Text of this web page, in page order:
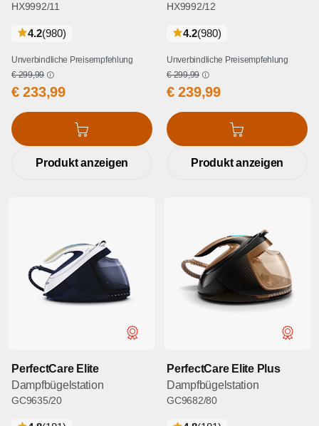
HX9992/11
4.2(980bewertungen
)
Unverbindliche Preisempfehlung
€ 299,99
€ 233,99
In den Warenkorb
Produkt anzeigen
HX9992/12
4.2(980bewertungen
)
Unverbindliche Preisempfehlung
€ 299,99
€ 239,99
In den Warenkorb
Produkt anzeigen
PerfectCare Elite
Dampfbügelstation
GC9635/20
PerfectCare Elite Plus
Dampfbügelstation
GC9682/80